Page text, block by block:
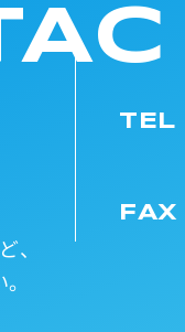
、
TEL
FAX